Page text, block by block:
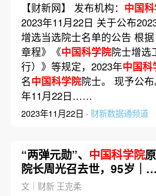
【财新网】 发布机构： 中国
2023年11月22日 关于公布
增选当选院士名单的公告 根
章程》《中国科学院院士增选
行）》等规定，2023年中国科
名中国科学院院士。 现予公布
年11月22日……
2023年11月22日 · 财新数据通频道
“两弹元勋”、 中国科学院原
院长周光召去世，95岁｜讣
闻
文｜财新 王克柔